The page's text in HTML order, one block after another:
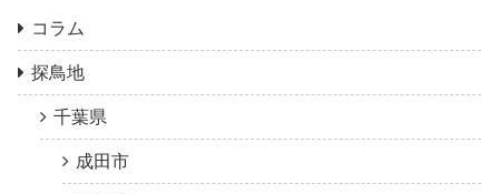
コラム
探鳥地
千葉県
成田市